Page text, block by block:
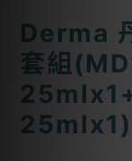
Derma
套組
25mlx1)